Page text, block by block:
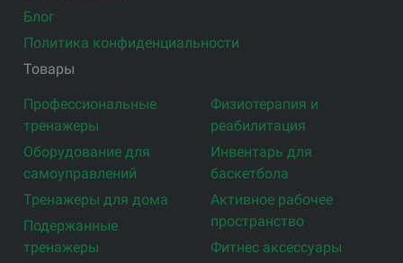
Блог
Политика конфиденциальности
Товары
Профессиональные
тренажеры
Оборудование для
самоуправлений
Тренажеры для дома
Подержанные
тренажеры
Физиотерапия и
реабилитация
Инвентарь для
баскетбола
Активное рабочее
пространство
Фитнес аксессуары